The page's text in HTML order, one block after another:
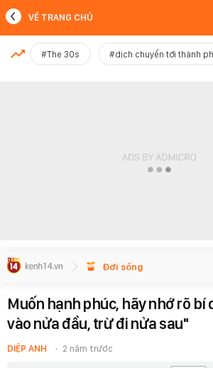
MỚI NHẤT
VỀ TRANG CHỦ
#The 30s #dịch chuyển tới thành
Đời sống
Muốn hạnh phúc, hãy nhớ rõ bí
vào nửa đầu, trừ đi nửa sau"
DIỆP ANH 2 năm trước